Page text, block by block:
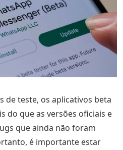
de teste, os aplicativos beta
do que as versões oficiais e
que ainda não foram
é importante estar